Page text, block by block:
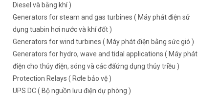
Diesel và bằng khí )
Generators for steam and gas turbines ( Máy phát điện sử
dụng tuabin hơi nước và khí đốt )
Generators for wind turbines ( Máy phát điện bằng sức gió )
Generators for hydro, wave and tidal applications ( Máy phát
điện cho thủy điện, sóng và các đấứng dụng thủy triều )
Protection Relays ( Rơle bảo vệ )
UPS DC ( Bộ nguồn lưu điện dự phòng )